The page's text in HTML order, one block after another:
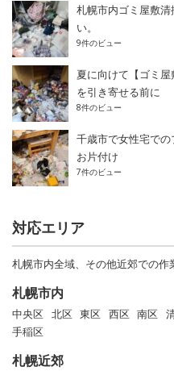
札幌市内ゴミ屋敷
い。
9件のビュー
夏に向けて【ゴミ
を引き寄せる前に
8件のビュー
千歳市で女性宅で
お片付け
7件のビュー
対応エリア
札幌市内全域、その他近郊での作
札幌市内
中央区 北区 東区 西区 南区
手稲区
札幌近郊